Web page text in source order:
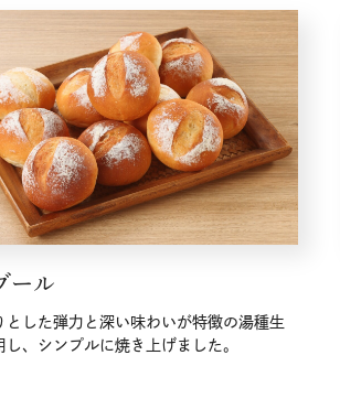
ール
とした弾力と深い味わいが特徴の湯種生
し、シンプルに焼き上げました。